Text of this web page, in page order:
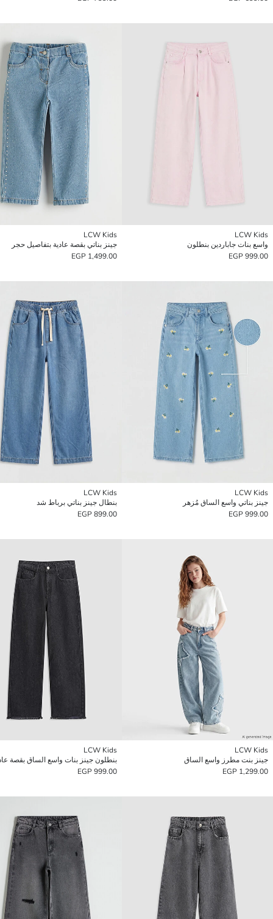
LCW Kids
واسع بنات جاباردين بنطلون
999.00 EGP
LCW Kids
جينز بناتي بقصة عادية بتفاصيل حجر
1,499.00 EGP
LCW Kids
جينز بناتي واسع الساق مُزهر
999.00 EGP
LCW Kids
بنطال جينز بناتي برباط شد
899.00 EGP
LCW Kids
جينز بنت مطرز واسع الساق
1,299.00 EGP
LCW Kids
بنطلون جينز بنات واسع الساق بقصة
999.00 EGP